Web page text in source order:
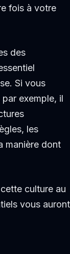
fois à votre
des
Si vous
exemple, il
les
manière dont
culture au
vous auront